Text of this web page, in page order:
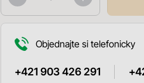
Objednajte si telefonicky
+421 903 426 291